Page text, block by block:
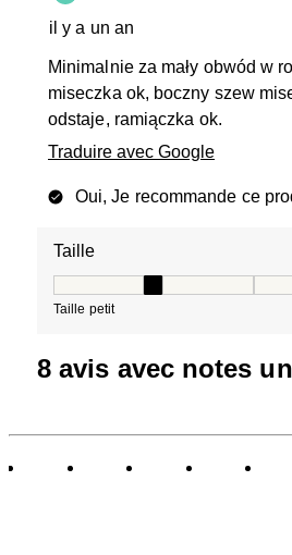
il y a un an
Minimalnie za mały obwód w
miseczka ok, boczny szew
odstaje, ramiączka ok.
Traduire avec Google
Oui, Je recommande ce
Taille
Taille petit
8 avis avec notes